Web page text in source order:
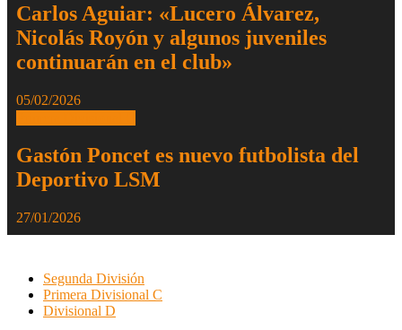
Carlos Aguiar: «Lucero Álvarez,
Nicolás Royón y algunos juveniles
continuarán en el club»
05/02/2026
Gastón Poncet es nuevo futbolista del
Deportivo LSM
27/01/2026
Segunda División
Primera Divisional C
Divisional D